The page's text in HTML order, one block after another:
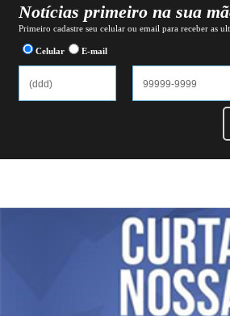
Notícias primeiro na sua
Primeiro cadastre seu celular ou email para receber as
Celular E-mail